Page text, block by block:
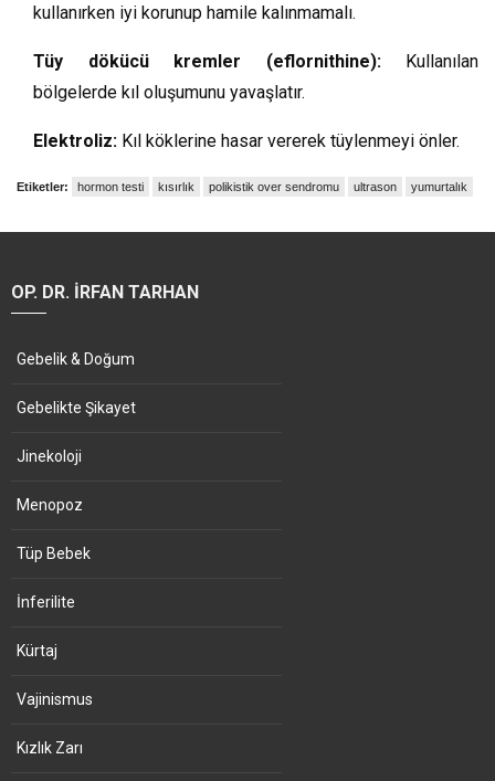
kullanırken iyi korunup hamile kalınmamalı.
Tüy dökücü kremler (eflornithine):Kullanılan
bölgelerde kıl oluşumunu yavaşlatır.
Elektroliz: Kıl köklerine hasar vererek tüylenmeyi önler.
Etiketler: hormon testi kısırlık polikistik over sendromu ultrason yumurtalık
OP. DR. İRFAN TARHAN
Gebelik & Doğum
Gebelikte Şikayet
Jinekoloji
Menopoz
Tüp Bebek
İnferilite
Kürtaj
Vajinismus
Kızlık Zarı